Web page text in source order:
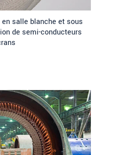
salle blanche et sous
de semi-conducteurs